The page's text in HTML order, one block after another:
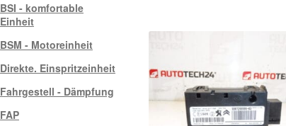
BSI - komfortable
Einheit
BSM - Motoreinheit
Direkte. Einspritzeinheit
Fahrgestell - Dämpfung
FAP